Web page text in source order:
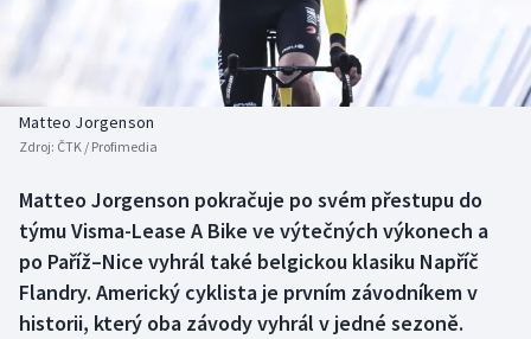
Box
Dostihy
Florbal
Futsal
Golf
Matteo Jorgenson
Zdroj: ČTK / Profimedia
Matteo Jorgenson pokračuje po svém přestupu do
týmu Visma-Lease A Bike ve výtečných výkonech a
po Paříž–Nice vyhrál také belgickou klasiku Napříč
Flandry. Americký cyklista je prvním závodníkem v
historii, který oba závody vyhrál v jedné sezoně.